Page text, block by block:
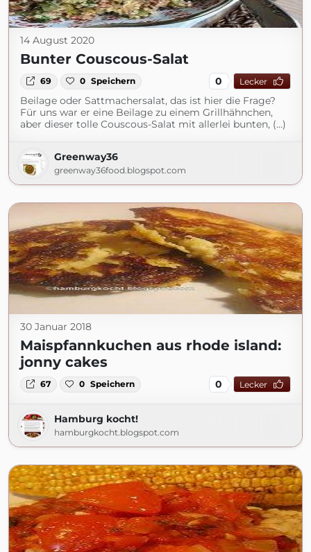
14 August 2020
Bunter Couscous-Salat
69 0 Speichern 0 Lecker
Beilage oder Sattmachersalat, das ist hier die Frage?
Für uns war er eine Beilage zu einem Grillhähnchen,
aber dieser tolle Couscous-Salat mit allerlei bunten, (...)
Greenway36
greenway36food.blogspot.com
30 Januar 2018
Maispfannkuchen aus rhode island:
jonny cakes
67 0 Speichern 0 Lecker
Hamburg kocht!
hamburgkocht.blogspot.com